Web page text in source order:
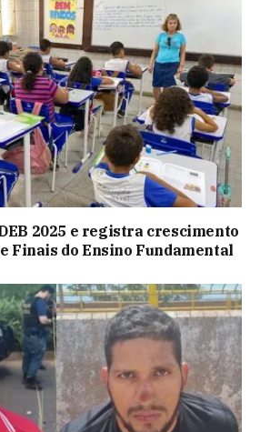
2025 e registra crescimento
Finais do Ensino Fundamental